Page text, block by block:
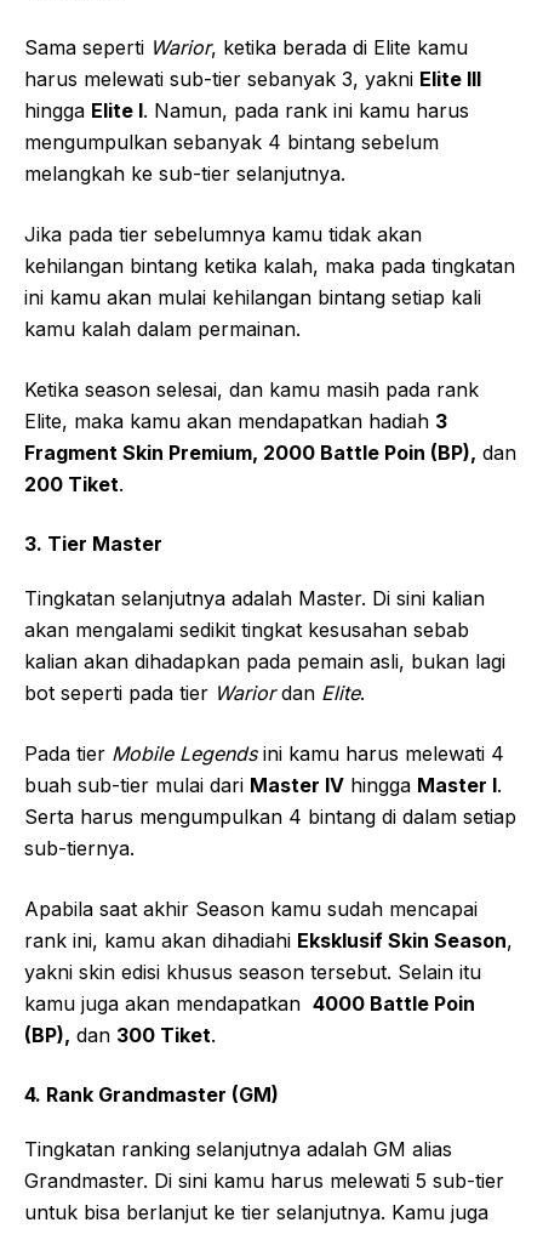
Sama seperti Warior, ketika berada di Elite kamu
harus melewati sub-tier sebanyak 3, yakni Elite III
hingga Elite I. Namun, pada rank ini kamu harus
mengumpulkan sebanyak 4 bintang sebelum
melangkah ke sub-tier selanjutnya.
Jika pada tier sebelumnya kamu tidak akan
kehilangan bintang ketika kalah, maka pada tingkatan
ini kamu akan mulai kehilangan bintang setiap kali
kamu kalah dalam permainan.
Ketika season selesai, dan kamu masih pada rank
Elite, maka kamu akan mendapatkan hadiah 3
Fragment Skin Premium, 2000 Battle Poin (BP), dan
200 Tiket.
3. Tier Master
Tingkatan selanjutnya adalah Master. Di sini kalian
akan mengalami sedikit tingkat kesusahan sebab
kalian akan dihadapkan pada pemain asli, bukan lagi
bot seperti pada tier Wariordan Elite.
Pada tier Mobile Legendsini kamu harus melewati 4
buah sub-tier mulai dari Master IV hingga Master I.
Serta harus mengumpulkan 4 bintang di dalam setiap
sub-tiernya.
Apabila saat akhir Season kamu sudah mencapai
rank ini, kamu akan dihadiahi Eksklusif Skin Season,
yakni skin edisi khusus season tersebut. Selain itu
kamu juga akan mendapatkan 4000 Battle Poin
(BP), dan 300 Tiket.
4. Rank Grandmaster (GM)
Tingkatan ranking selanjutnya adalah GM alias
Grandmaster. Di sini kamu harus melewati 5 sub-tier
untuk bisa berlanjut ke tier selanjutnya. Kamu juga